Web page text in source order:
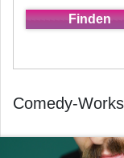
Comedy-